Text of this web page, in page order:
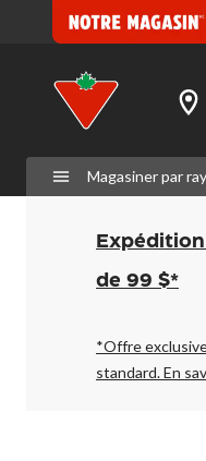
votre
est
AB,
à
pour
Magasiner par
de 99 $*
*Offre
standard.En